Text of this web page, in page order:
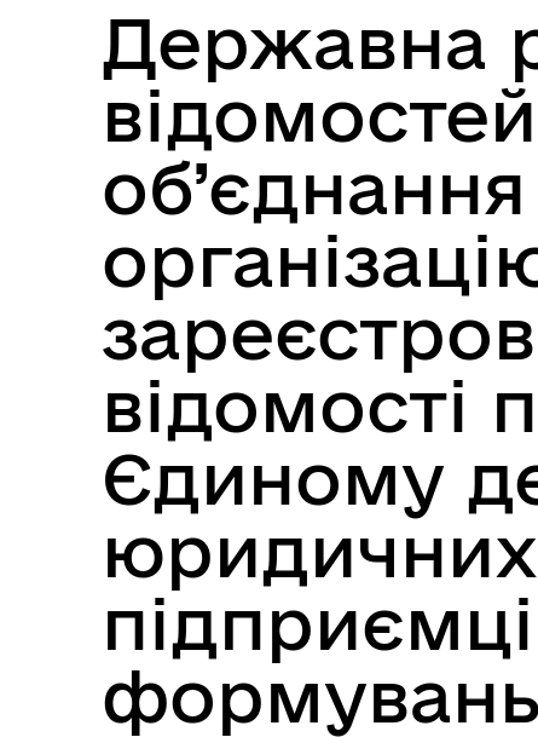
Державна
відомості
Єдиному
юридичних
формувань